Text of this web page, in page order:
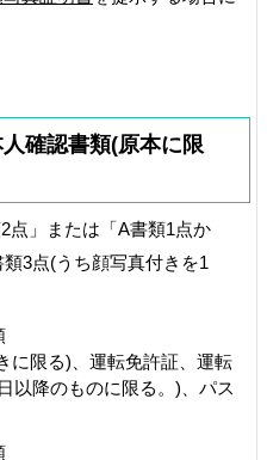
確認書類(原本に限
点」または「A書類1点か
3点(うち顔写真付きを1
に限る)、運転免許証、運転
以降のものに限る。)、パス